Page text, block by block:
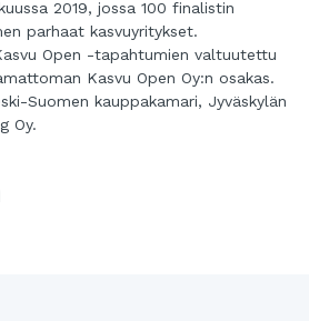
2019, jossa 100 finalistin
parhaat kasvuyritykset.
Open -tapahtumien valtuutettu
Kasvu Open Oy:n osakas.
Suomen kauppakamari, Jyväskylän
Oy.